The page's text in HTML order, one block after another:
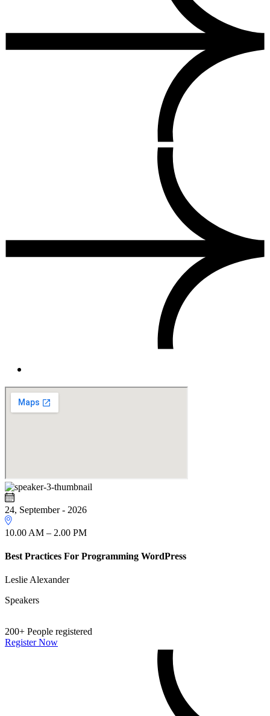
24, September - 2026
10.00 AM – 2.00 PM
Best Practices For Programming WordPress
Leslie Alexander
Speakers
200+ People registered
Register Now